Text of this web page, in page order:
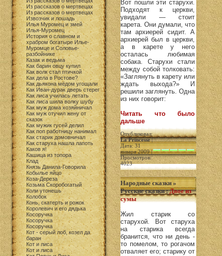
Из рассказов о мертвецах
Из рассказов о мертвецах
Извозчик и лошадь
Илья Муромец и змей
Илья-Муромец
История о славном и
храбром богатыре Илье-
Муромце и Соловье-
разбойнике
Казак и ведьма
Как барин овцу купил
Как волк стал птичкой
Как дела в Ростове?
Как дьякона мёдом угощали
Как Иван-дурак дверь стерег
Как лиса училась летать
Как лиса шила волку шубу
Как муж дома хозяйничал
Как муж отучил жену от
сказок
Как мужик гусей делил
Как поп работницу нанимал
Как старик домовничал
Как старуха нашла лапоть
Каков я!
Кашица из топора
Клад
Князь Данила-Говорила
Кобылье яйцо
Коза-Дереза
Козьма Скоробогатый
Коли утонешь
Колобок
Конь, скатерть и рожок
Королевич и его дядька
Косоручка
Косоручка
Косоручка
Кот - серый лоб, козел да
баран
Кот и лиса
Кот и лиса
Вот пошли эти старухи.
Подходят к церкви,
увидали — стоит
карета. Они думали, что
там архиерей сидит. А
архиерей был в церкви,
а в карете у него
осталась любимая
собака. Старухи стали
между собой толковать:
«Заглянуть в карету или
ждать выхода?» И
решили заглянуть. Одна
из них говорит:
Читать что было
дальше
Опубликовал:
La Princesse|
Дата: 31
января 2009 |
Просмотров:
4023
Народные сказки »
Русские сказки:Двое из
сумы
Жил старик со
старухой. Вот старуха
на старика всегда
бранится, что ни день -
то помелом, то рогачом
отваляет его; старику от